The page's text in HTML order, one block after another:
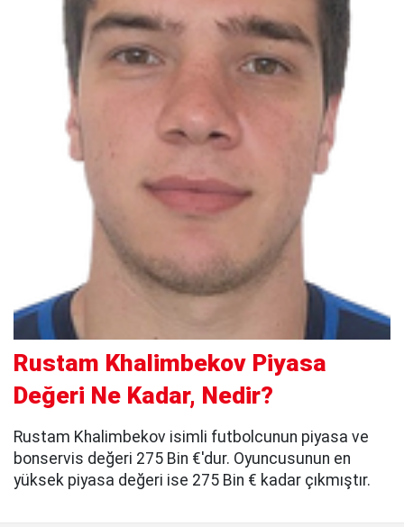
Rustam Khalimbekov Piyasa
Değeri Ne Kadar, Nedir?
Rustam Khalimbekov isimli futbolcunun piyasa ve
bonservis değeri 275 Bin €'dur. Oyuncusunun en
yüksek piyasa değeri ise 275 Bin € kadar çıkmıştır.